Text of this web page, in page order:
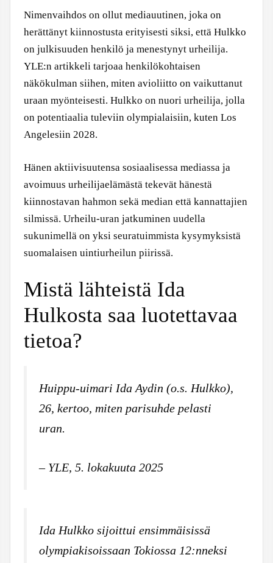
Nimenvaihdos on ollut mediauutinen, joka on
herättänyt kiinnostusta erityisesti siksi, että Hulkko
on julkisuuden henkilö ja menestynyt urheilija.
YLE:n artikkeli tarjoaa henkilökohtaisen
näkökulman siihen, miten avioliitto on vaikuttanut
uraan myönteisesti. Hulkko on nuori urheilija, jolla
on potentiaalia tuleviin olympialaisiin, kuten Los
Angelesiin 2028.
Hänen aktiivisuutensa sosiaalisessa mediassa ja
avoimuus urheilijaelämästä tekevät hänestä
kiinnostavan hahmon sekä median että kannattajien
silmissä. Urheilu-uran jatkuminen uudella
sukunimellä on yksi seuratuimmista kysymyksistä
suomalaisen uintiurheilun piirissä.
Mistä lähteistä Ida
Hulkosta saa luotettavaa
tietoa?
Huippu-uimari Ida Aydin (o.s. Hulkko),
26, kertoo, miten parisuhde pelasti
uran.
– YLE, 5. lokakuuta 2025
Ida Hulkko sijoittui ensimmäisissä
olympiakisoissaan Tokiossa 12:nneksi